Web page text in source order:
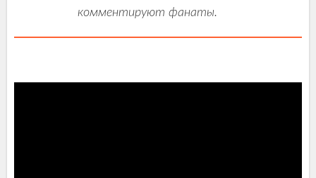
комментируют фанаты.